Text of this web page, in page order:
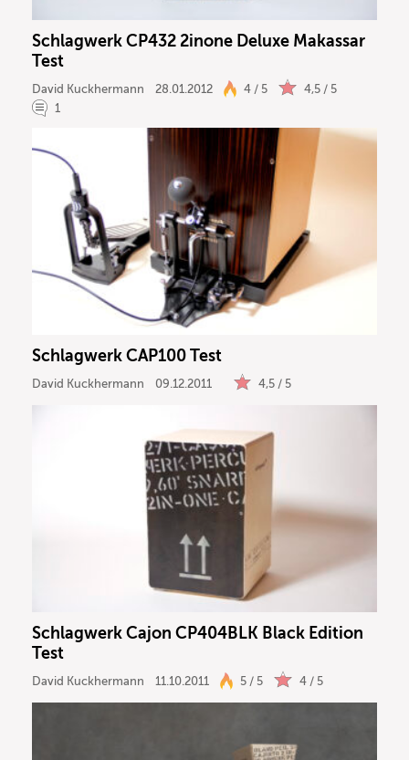
Schlagwerk CP432 2inone Deluxe Makassar
Test
David Kuckhermann 28.01.2012 4 / 5
4,5 / 5
1
Schlagwerk CAP100 Test
David Kuckhermann 09.12.2011 4,5 / 5
Schlagwerk Cajon CP404BLK Black Edition
Test
David Kuckhermann 11.10.2011 5 / 5 4 / 5